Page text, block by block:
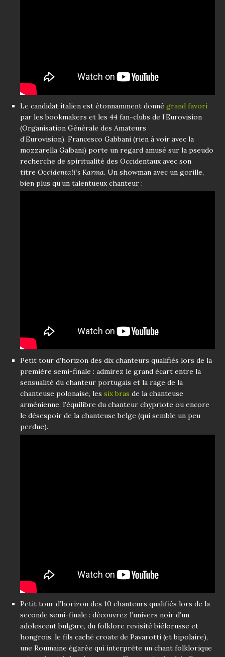
Le candidat italien est étonnamment donné grand favori
par les bookmakers et les 44 fan-clubs de l’Eurovision
(Organisation Générale des Amateurs
d’Eurovision). Francesco Gabbani (rien à voir avec la
mozzarella Galbani) porte un regard amusé sur la pseudo
recherche de spiritualité des Occidentaux avec son
titre Occidentali’s Karma. Un showman avec un gorille,
bien plus qu’un talentueux chanteur :
Petit tour d’horizon des dix chanteurs qualifiés lors de la
première semi-finale : admirez le grand écart entre la
sensualité du chanteur portugais et la rage de la
chanteuse polonaise, les six bras de la chanteuse
arménienne, l’équilibre du chanteur chypriote ou encore
le désespoir de la chanteuse belge (qui semble un peu
perdue).
Petit tour d’horizon des 10 chanteurs qualifiés lors de la
seconde semi-finale : découvrez l’univers noir d’un
adolescent bulgare, du folklore revisité biélorusse et
hongrois, le fils caché croate de Pavarotti (et bipolaire),
une Roumaine égarée qui interprète un chant folklorique